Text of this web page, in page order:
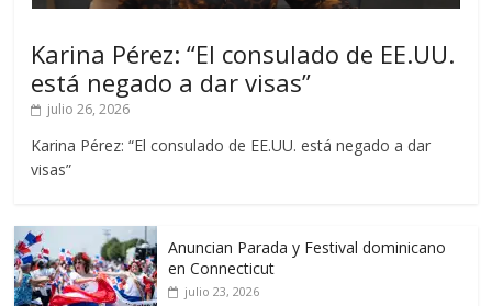
Karina Pérez: “El consulado de EE.UU.
está negado a dar visas”
julio 26, 2026
Karina Pérez: “El consulado de EE.UU. está negado a dar
visas”
Anuncian Parada y Festival dominicano
en Connecticut
julio 23, 2026